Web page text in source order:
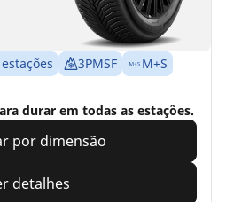
3PMSF
M+S
durar em todas as estações.
por dimensão
detalhes